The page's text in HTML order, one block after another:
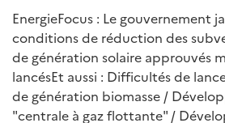
EnergieFocus : La banque
réduire les prêts pour les centrales
Le Keidanren prône l'utilisation
/ Extraction de combustible
Création d'une filiale pour la
réacteurs